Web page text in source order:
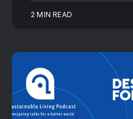
2 MIN READ